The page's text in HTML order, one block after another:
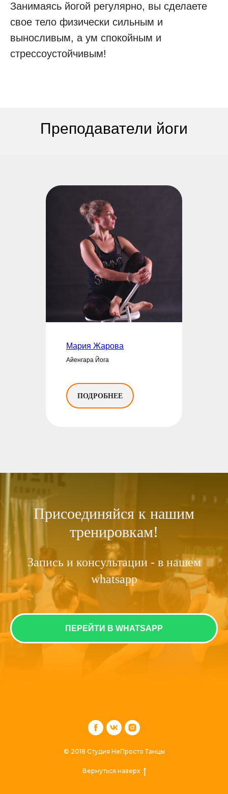
Занимаясь йогой регулярно, вы сделаете
свое тело физически сильным и
выносливым, а ум спокойным и
стрессоустойчивым!
Преподаватели йоги
Мария Жарова
Айенгара Йога
ПОДРОБНЕЕ
Присоединяйся к нашим
тренировкам!
Запись и консультации - в нашем
whatsapp
ПЕРЕЙТИ В WHATSAPP
© 2018 Студия НеПросто Танцы
Вернуться наверх